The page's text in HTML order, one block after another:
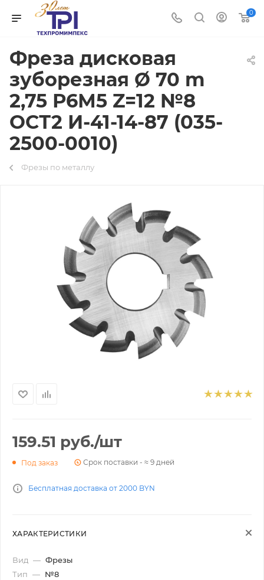
0
Фреза дисковая
зуборезная Ø 70 m
2,75 Р6М5 Z=12 №8
ОСТ2 И-41-14-87 (035-
2500-0010)
Фрезы по металлу
159.51 руб./шт
Под заказ Срок поставки - ≈ 9 дней
Бесплатная доставка от 2000 BYN
ХАРАКТЕРИСТИКИ
Вид — Фрезы
Тип — №8